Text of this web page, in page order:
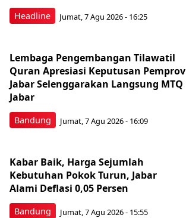
Headline Jumat, 7 Agu 2026 - 16:25
Bandung
Lembaga Pengembangan Tilawatil
Quran Apresiasi Keputusan Pemprov
Jabar Selenggarakan Langsung MTQ
Jabar
Jumat, 7 Agu 2026 - 16:09
Bandung
Kabar Baik, Harga Sejumlah
Kebutuhan Pokok Turun, Jabar
Alami Deflasi 0,05 Persen
Jumat, 7 Agu 2026 - 15:55